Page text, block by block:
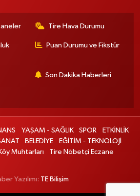
Tire Hava Durumu
Puan Durumu ve Fikstür
Son Dakika Haberleri
YAŞAM - SAĞLIK SPOR
ETKİNLİK
BELEDİYE
EĞİTİM - TEKNOLOJİ
Muhtarları
Tire Nöbetçi Eczane
Yazılımı: TE Bilişim